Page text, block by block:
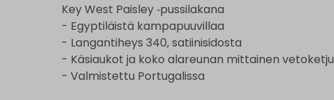
Key West Paisley ‑pussilakana
- Egyptiläistä kampapuuvillaa
- Langantiheys 340, satiinisidosta
- Käsiaukot ja koko alareunan mittainen vetoketju
- Valmistettu Portugalissa